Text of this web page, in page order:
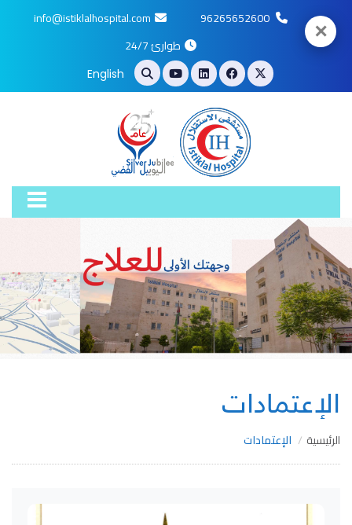
96265652600
info@istiklalhospital.com
طوارئ 24/7
English
الإعتمادات
الرئيسية الإعتمادات
✕